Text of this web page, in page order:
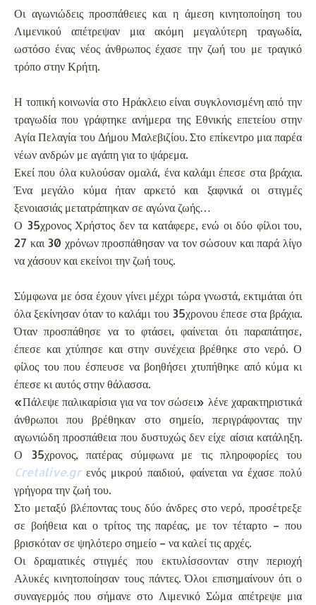
Οι αγωνιώδεις προσπάθειες και η άμεση κινητοποίηση του
Λιμενικού απέτρεψαν μια ακόμη μεγαλύτερη τραγωδία,
ωστόσο ένας νέος άνθρωπος έχασε την ζωή του με τραγικό
τρόπο στην Κρήτη.
Η τοπική κοινωνία στο Ηράκλειο είναι συγκλονισμένη από την
τραγωδία που γράφτηκε ανήμερα της Εθνικής επετείου στην
Αγία Πελαγία του Δήμου Μαλεβιζίου. Στο επίκεντρο μια παρέα
νέων ανδρών με αγάπη για το ψάρεμα.
Εκεί που όλα κυλούσαν ομαλά, ένα καλάμι έπεσε στα βράχια.
Ένα μεγάλο κύμα ήταν αρκετό και ξαφνικά οι στιγμές
ξενοιασιάς μετατράπηκαν σε αγώνα ζωής…
Ο 35χρονος Χρήστος δεν τα κατάφερε, ενώ οι δύο φίλοι του,
27 και 30 χρόνων προσπάθησαν να τον σώσουν και παρά λίγο
να χάσουν και εκείνοι την ζωή τους.
Σύμφωνα με όσα έχουν γίνει μέχρι τώρα γνωστά, εκτιμάται ότι
όλα ξεκίνησαν όταν το καλάμι του 35χρονου έπεσε στα βράχια.
Όταν προσπάθησε να το φτάσει, φαίνεται ότι παραπάτησε,
έπεσε και χτύπησε και στην συνέχεια βρέθηκε στο νερό. Ο
φίλος του που έσπευσε να βοηθήσει χτυπήθηκε από κύμα κι
έπεσε κι αυτός στην θάλασσα.
«Πάλεψε παλικαρίσια για να τον σώσει» λένε χαρακτηριστικά
άνθρωποι που βρέθηκαν στο σημείο, περιγράφοντας την
αγωνιώδη προσπάθεια που δυστυχώς δεν είχε αίσια κατάληξη.
Ο 35χρονος, πατέρας σύμφωνα με τις πληροφορίες του
Cretalive.grενός μικρού παιδιού, φαίνεται να έχασε πολύ
γρήγορα την ζωή του.
Στο μεταξύ βλέποντας τους δύο άνδρες στο νερό, προσέτρεξε
σε βοήθεια και ο τρίτος της παρέας, με τον τέταρτο – που
βρισκόταν σε ψηλότερο σημείο – να καλεί τις αρχές.
Οι δραματικές στιγμές που εκτυλίσσονταν στην περιοχή
Αλυκές κινητοποίησαν τους πάντες. Όλοι επισημαίνουν ότι ο
συναγερμός που σήμανε στο Λιμενικό Σώμα απέτρεψε μια